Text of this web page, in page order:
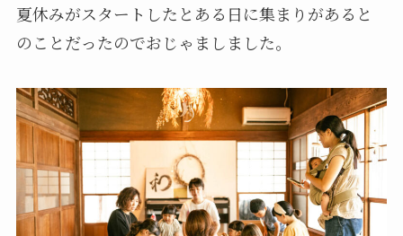
夏休みがスタートしたとある日に集まりがあると
のことだったのでおじゃましました。